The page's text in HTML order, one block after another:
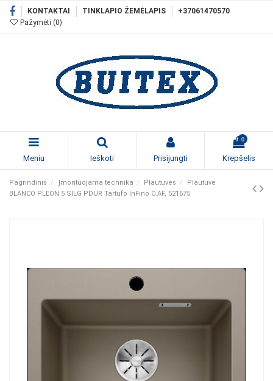
KONTAKTAI TINKLAPIO ŽEMĖLAPIS
+37061470570
Pažymėti (0)
Meniu Ieškoti Prisijungti
0
Krepšelis
Pagrindinis Įmontuojama technika Plautuvės
Plautuvė
BLANCO PLEON 5 SILG PDUR Tartufo InFino O.AF, 521675